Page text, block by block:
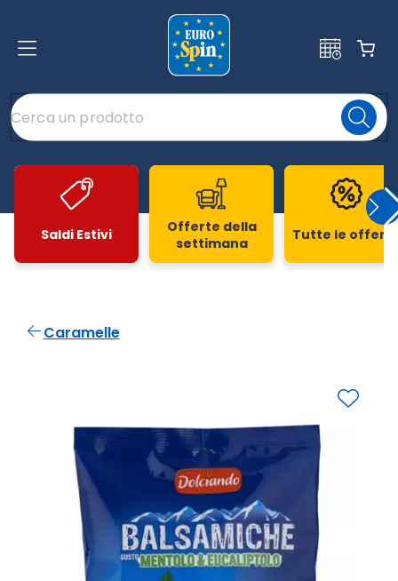
Saldi Estivi
Offerte della
settimana
Tutte le
Caramelle